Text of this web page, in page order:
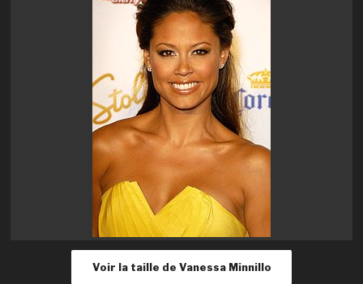
Voir la taille de Vanessa Minnillo